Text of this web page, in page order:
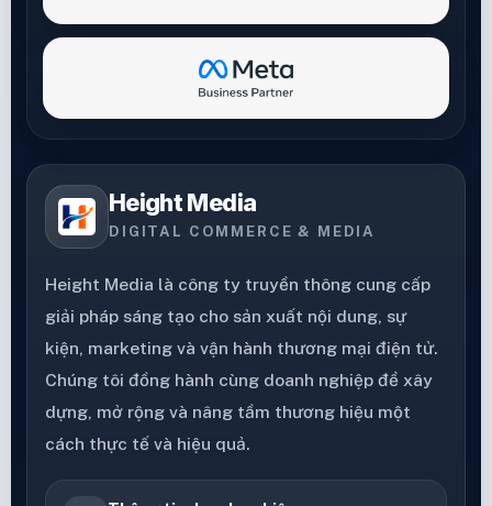
Height Media
DIGITAL COMMERCE & MEDIA
Height Media là công ty truyền thông cung cấp
giải pháp sáng tạo cho sản xuất nội dung, sự
kiện, marketing và vận hành thương mại điện tử.
Chúng tôi đồng hành cùng doanh nghiệp để xây
dựng, mở rộng và nâng tầm thương hiệu một
cách thực tế và hiệu quả.